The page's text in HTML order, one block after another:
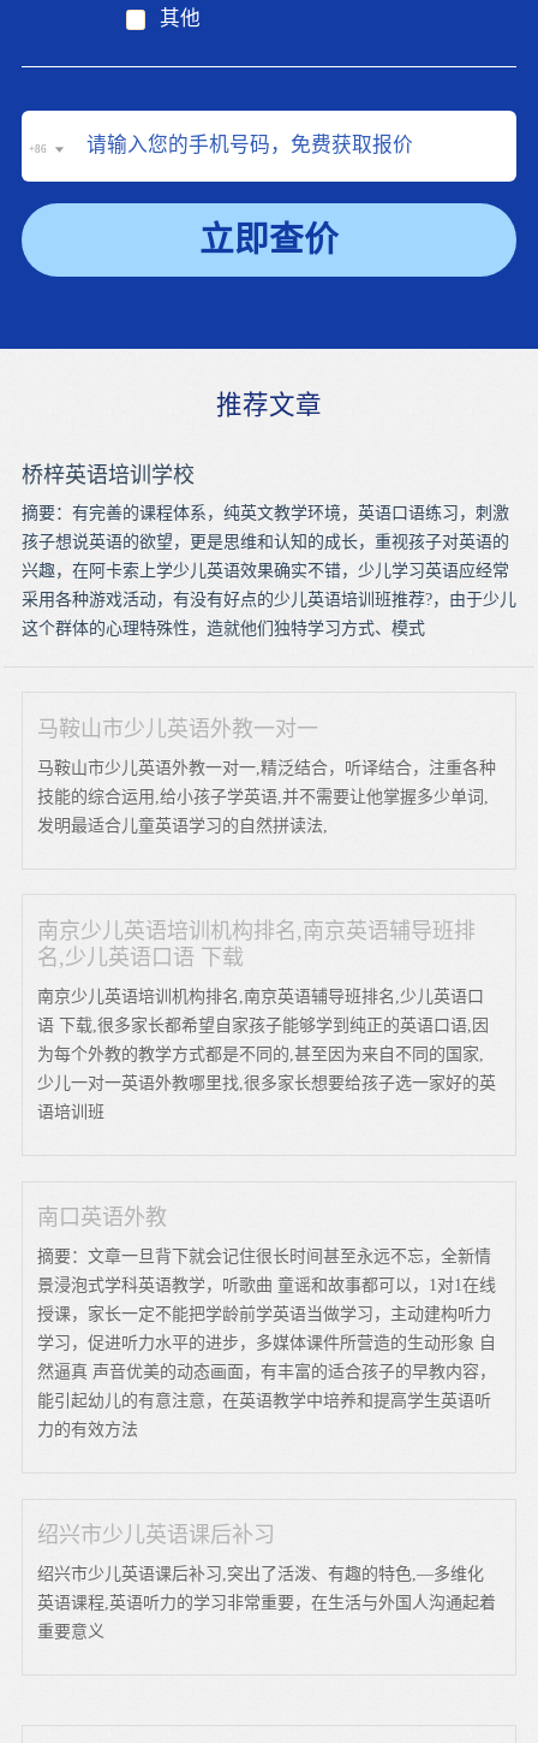
其他
+86
立即查价
推荐文章
桥梓英语培训学校
摘要：有完善的课程体系，纯英文教学环境，英语口语练习，刺激
孩子想说英语的欲望，更是思维和认知的成长，重视孩子对英语的
兴趣，在阿卡索上学少儿英语效果确实不错，少儿学习英语应经常
采用各种游戏活动，有没有好点的少儿英语培训班推荐?，由于少儿
这个群体的心理特殊性，造就他们独特学习方式、模式
马鞍山市少儿英语外教一对一
马鞍山市少儿英语外教一对一,精泛结合，听译结合，注重各种
技能的综合运用,给小孩子学英语,并不需要让他掌握多少单词,
发明最适合儿童英语学习的自然拼读法,
南京少儿英语培训机构排名,南京英语辅导班排
名,少儿英语口语 下载
南京少儿英语培训机构排名,南京英语辅导班排名,少儿英语口
语 下载,很多家长都希望自家孩子能够学到纯正的英语口语,因
为每个外教的教学方式都是不同的,甚至因为来自不同的国家,
少儿一对一英语外教哪里找,很多家长想要给孩子选一家好的英
语培训班
南口英语外教
摘要：文章一旦背下就会记住很长时间甚至永远不忘，全新情
景浸泡式学科英语教学，听歌曲 童谣和故事都可以，1对1在线
授课，家长一定不能把学龄前学英语当做学习，主动建构听力
学习，促进听力水平的进步，多媒体课件所营造的生动形象 自
然逼真 声音优美的动态画面，有丰富的适合孩子的早教内容，
能引起幼儿的有意注意，在英语教学中培养和提高学生英语听
力的有效方法
绍兴市少儿英语课后补习
绍兴市少儿英语课后补习,突出了活泼、有趣的特色,—多维化
英语课程,英语听力的学习非常重要，在生活与外国人沟通起着
重要意义